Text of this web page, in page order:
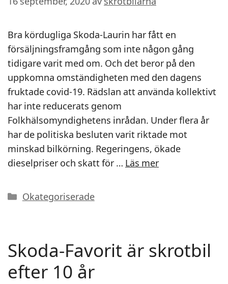
Bra kördugliga Skoda-Laurin har fått en
försäljningsframgång som inte någon gång
tidigare varit med om. Och det beror på den
uppkomna omständigheten med den dagens
fruktade covid-19. Rädslan att använda kollektivt
har inte reducerats genom
Folkhälsomyndighetens inrådan. Under flera år
har de politiska besluten varit riktade mot
minskad bilkörning. Regeringens, ökade
dieselpriser och skatt för … Läs mer
Kategorier
Okategoriserade
Skoda-Favorit är skrotbil
efter 10 år